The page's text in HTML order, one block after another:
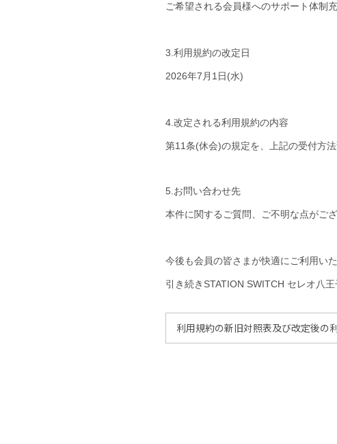
ご希望される会員様へのサポート体制
3.利用規約の改定日
2026年7月1日(水)
4.改定される利用規約の内容
第11条(休会)の規定を、上記の受付方
5.お問い合わせ先
本件に関するご質問、ご不明な点がご
今後も会員の皆さまが快適にご利用い
引き続きSTATION SWITCH セレオ八
利用規約の新旧対照表及び改定後の